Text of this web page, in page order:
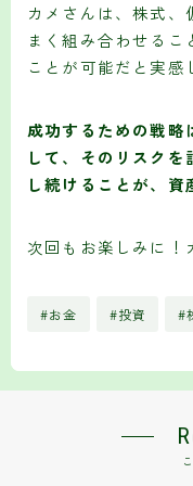
カメさんは、株式、
まく組み合わせるこ
ことが可能だと実感
成功するための戦略
して、そのリスク
し続けることが、資
次回もお楽しみに！
#お金 #投資 #